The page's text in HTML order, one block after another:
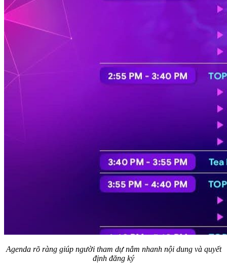
Agenda rõ ràng giúp người tham dự nắm nhanh nội dung và quyết
định đăng ký